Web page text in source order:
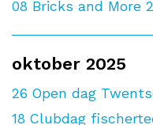
08 Bricks and More
oktober 2025
26 Open dag
18 Clubdag